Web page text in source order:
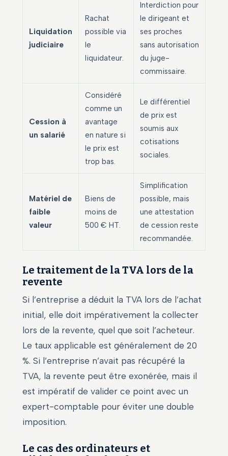
Liquidation
judiciaire
Rachat
possible via
le
liquidateur.
Interdiction pour
le dirigeant et
ses proches
sans autorisation
du juge-
commissaire.
Cession à
un salarié
Considéré
comme un
avantage
en nature si
le prix est
trop bas.
Le différentiel
de prix est
soumis aux
cotisations
sociales.
Matériel de
faible
valeur
Biens de
moins de
500 € HT.
Simplification
possible, mais
une attestation
de cession reste
recommandée.
Le traitement de la TVA lors de la
revente
Si l’entreprise a déduit la TVA lors de l’achat
initial, elle doit impérativement la collecter
lors de la revente, quel que soit l’acheteur.
Le taux applicable est généralement de 20
%. Si l’entreprise n’avait pas récupéré la
TVA, la revente peut être exonérée, mais il
est impératif de valider ce point avec un
expert-comptable pour éviter une double
imposition.
Le cas des ordinateurs et